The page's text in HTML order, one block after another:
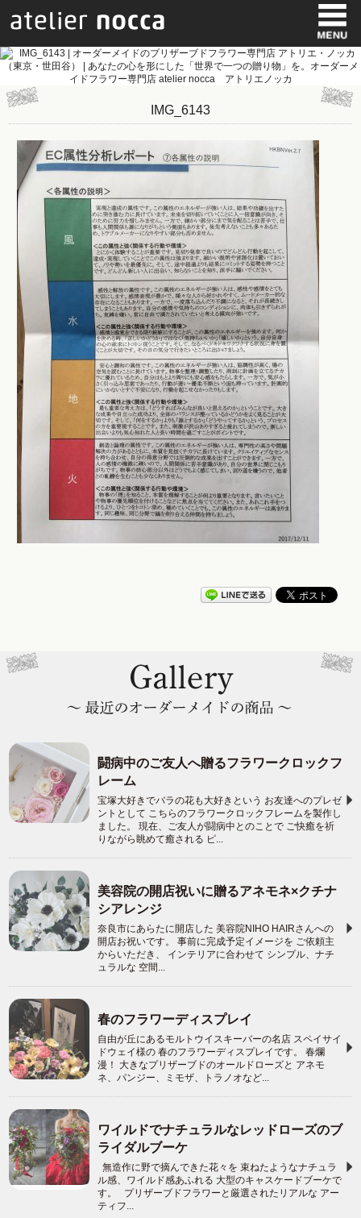
IMG_6143
闘病中のご友人へ贈るフラワークロックフ
レーム
宝塚大好きでバラの花も大好きという お友達へのプレゼ
ントとして こちらのフラワークロックフレームを製作し
ました。 現在、ご友人が闘病中とのことで ご快癒を祈
りながら眺めて癒される ピ...
美容院の開店祝いに贈るアネモネ×クチナ
シアレンジ
奈良市にあらたに開店した 美容院NIHO HAIRさんへの
開店お祝いです。 事前に完成予定イメージを ご依頼主
からいただき、 インテリアに合わせて シンプル、ナチ
ュラルな 空間...
春のフラワーディスプレイ
自由が丘にあるモルトウイスキーバーの名店 スペイサイ
ドウェイ様の 春のフラワーディスプレイです。 春爛
漫！ 大きなプリザーブドのオールドローズと アネモ
ネ、パンジー、ミモザ、トラノオなど...
ワイルドでナチュラルなレッドローズのブ
ライダルブーケ
無造作に野で摘んできた花々を 束ねたようなナチュラ
ル感、ワイルド感あふれる 大型のキャスケードブーケで
す。 プリザーブドフラワーと厳選されたリアルな アー
ティフ...